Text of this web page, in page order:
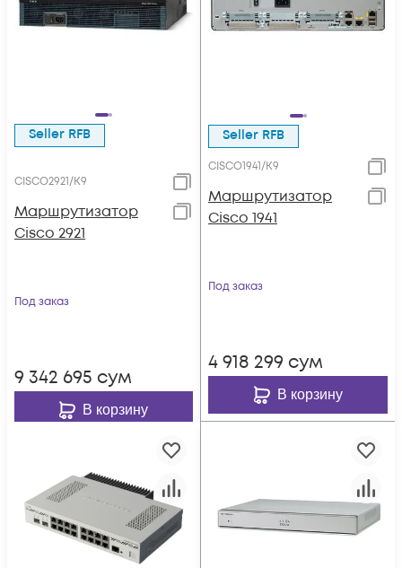
Seller RFB
CISCO2921/K9
Маршрутизатор
Cisco 2921
Под заказ
9 342 695 сум
В корзину
Seller RFB
CISCO1941/K9
Маршрутизатор
Cisco 1941
Под заказ
4 918 299 сум
В корзину